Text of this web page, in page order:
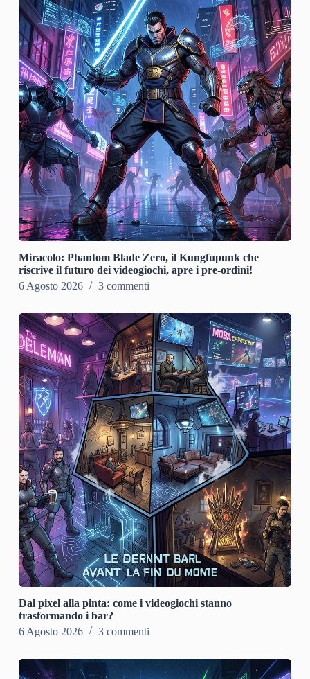
Miracolo: Phantom Blade Zero, il Kungfupunk che
riscrive il futuro dei videogiochi, apre i pre-ordini!
6 Agosto 2026
3 commenti
Dal pixel alla pinta: come i videogiochi stanno
trasformando i bar?
6 Agosto 2026
3 commenti